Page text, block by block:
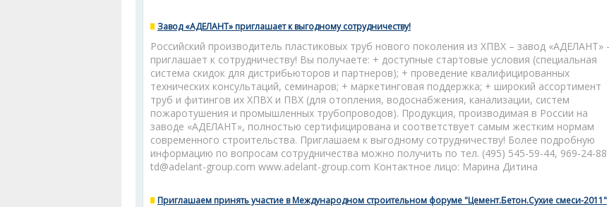
Завод «АДЕЛАНТ» приглашает к выгодному сотрудничеству!
Российский производитель пластиковых труб нового поколения из ХПВХ – завод «АДЕЛАНТ» -
приглашает к сотрудничеству! Вы получаете: + доступные стартовые условия (специальная
система скидок для дистрибьюторов и партнеров); + проведение квалифицированных
технических консультаций, семинаров; + маркетинговая поддержка; + широкий ассортимент
труб и фитингов их ХПВХ и ПВХ (для отопления, водоснабжения, канализации, систем
пожаротушения и промышленных трубопроводов). Продукция, производимая в России на
заводе «АДЕЛАНТ», полностью сертифицирована и соответствует самым жестким нормам
современного строительства. Приглашаем к выгодному сотрудничеству! Более подробную
информацию по вопросам сотрудничества можно получить по тел. (495) 545-59-44, 969-24-88
td@adelant-group.com www.adelant-group.com Контактное лицо: Марина Дитина
Приглашаем принять участие в Международном строительном форуме "Цемент.Бетон.Сухие смеси-2011"